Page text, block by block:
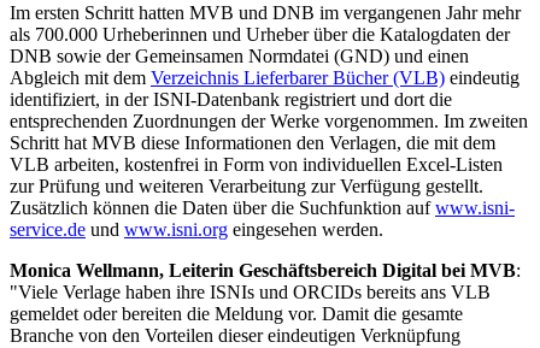
Im ersten Schritt hatten MVB und DNB im vergangenen Jahr mehr
als 700.000 Urheberinnen und Urheber über die Katalogdaten der
DNB sowie der Gemeinsamen Normdatei (GND) und einen
Abgleich mit dem Verzeichnis Lieferbarer Bücher (VLB) eindeutig
identifiziert, in der ISNI-Datenbank registriert und dort die
entsprechenden Zuordnungen der Werke vorgenommen. Im zweiten
Schritt hat MVB diese Informationen den Verlagen, die mit dem
VLB arbeiten, kostenfrei in Form von individuellen Excel-Listen
zur Prüfung und weiteren Verarbeitung zur Verfügung gestellt.
Zusätzlich können die Daten über die Suchfunktion aufwww.isni-
service.de und www.isni.org eingesehen werden.
Monica Wellmann, Leiterin Geschäftsbereich Digital bei MVB:
"Viele Verlage haben ihre ISNIs und ORCIDs bereits ans VLB
gemeldet oder bereiten die Meldung vor. Damit die gesamte
Branche von den Vorteilen dieser eindeutigen Verknüpfung